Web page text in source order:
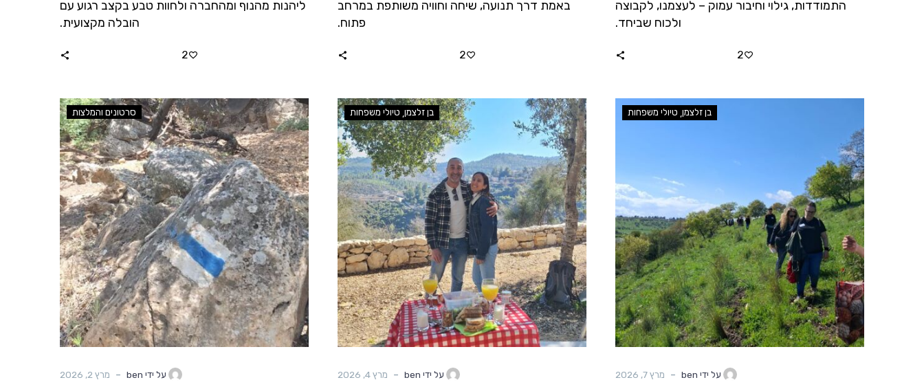
התמודדות, גילוי וחיבור עמוק – לעצמנו, לקבוצה
ולכוח שביחד.
2
באמת דרך תנועה, שיחה וחוויה משותפת במרחב
פתוח.
2
ליהנות מהנוף ומהחברה ולחוות טבע בקצב רגוע עם
הובלה מקצועית.
2
בן זלצמן טיולי משפחות
על ידי ben - מרץ 7, 2026
בן זלצמן טיולי משפחות
על ידי ben - מרץ 4, 2026
סרטונים והמלצות
על ידי ben - מרץ 2, 2026